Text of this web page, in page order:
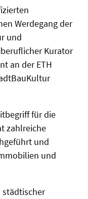
Werdegang der
und
Kurator
an der ETH
für die
zahlreiche
und
und
städtischer